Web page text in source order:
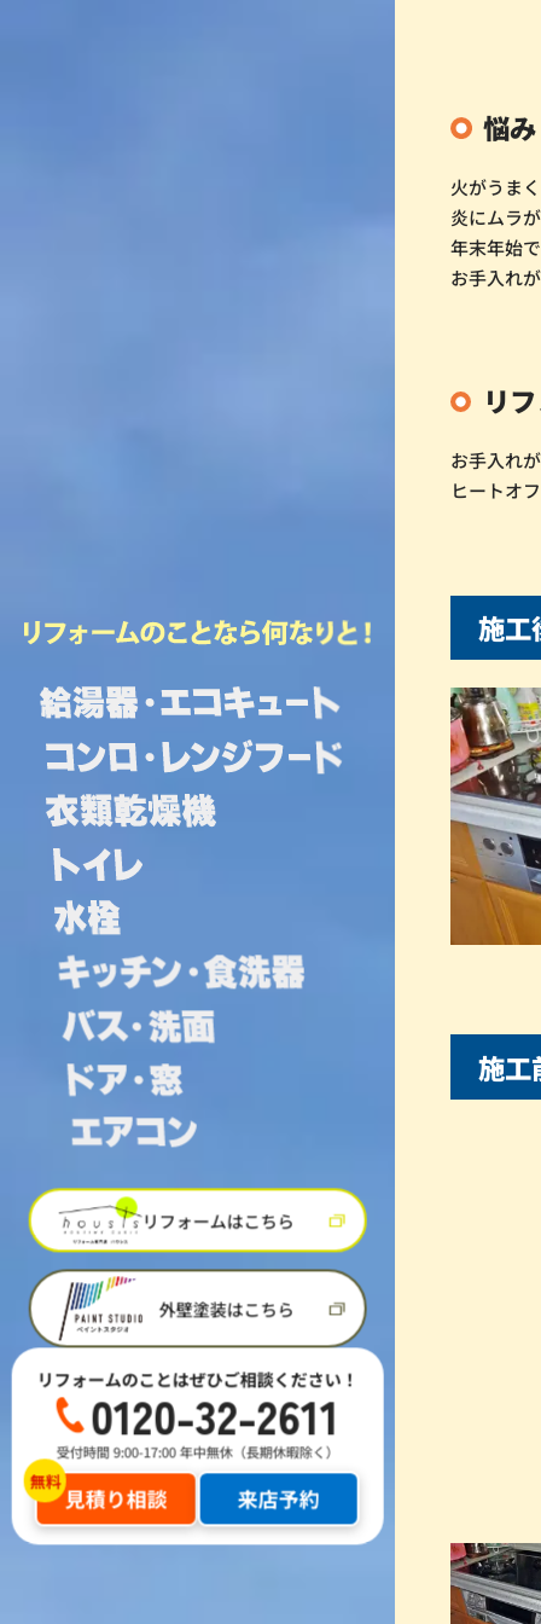
リフォームはこちら
外壁塗装はこちら
リフォームのことはぜひご相談ください！
0120-32-2611
受付時間 9:00-17:00 年中無休（長期休暇除く）
見積り相談 来店予約
悩
火がうま
炎にムラ
年末年始
お手入れ
リ
お手入れ
ヒートオ
施工
施工